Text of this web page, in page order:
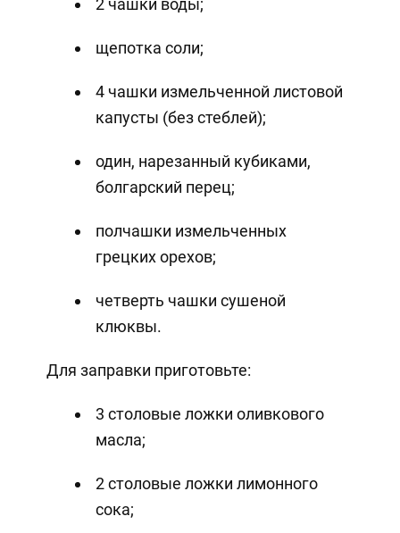
2 чашки воды;
щепотка соли;
4 чашки измельченной листовой
капусты (без стеблей);
один, нарезанный кубиками,
болгарский перец;
полчашки измельченных
грецких орехов;
четверть чашки сушеной
клюквы.
Для заправки приготовьте:
3 столовые ложки оливкового
масла;
2 столовые ложки лимонного
сока;